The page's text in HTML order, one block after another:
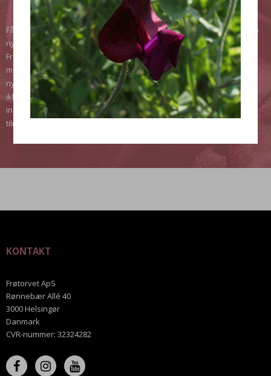
Få de seneste nyheder, opnå rabatter, få gode tips. Meld dig til vores
nyhedsbrev, det er gratis og uforpligtende. Når du tilmelder dig
Frøtorvet´s ApS nyhedsbrev (kundeklub) giver du samtykke til at
modtage vores nyhedsbrev via mail (emailmarkedsføring). Vi sender
nyhedsbrevet for produkter inden for vores varesortiment. Hvis du
ikke længere ønsker at modtage vores nyhedsbrev, skal du blot
indtaste dit navn og e-mail adresse og trykke på afmeld i
tilmeldingskvitteringen eller nyhedsbrevet.
KONTAKT
Frøtorvet ApS
Rønnebær Allé 40
3000 Helsingør
Danmark
CVR-nummer: 32324282